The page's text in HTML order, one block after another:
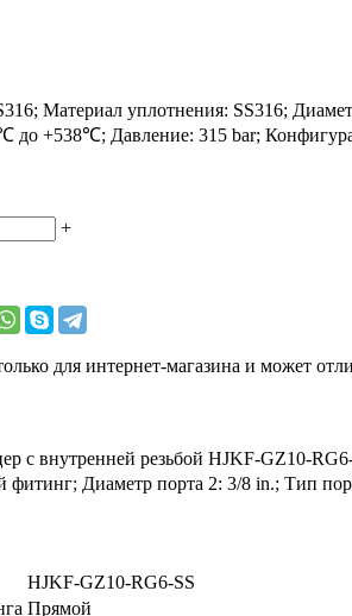
Материал уплотнения: SS316;
до +538℃; Давление: 315 bar;
+
для интернет-магазина и может
с внутренней резьбой HJKF-GZ10-
фитинг; Диаметр порта 2: 3/8 in.; Тип
HJKF-GZ10-RG6-SS
Прямой